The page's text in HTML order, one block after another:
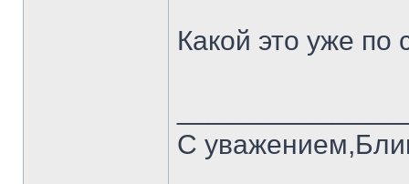
Какой это уже по
С